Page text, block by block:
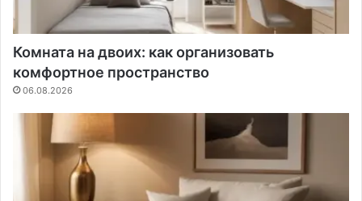
Комната на двоих: как организовать
комфортное пространство
06.08.2026